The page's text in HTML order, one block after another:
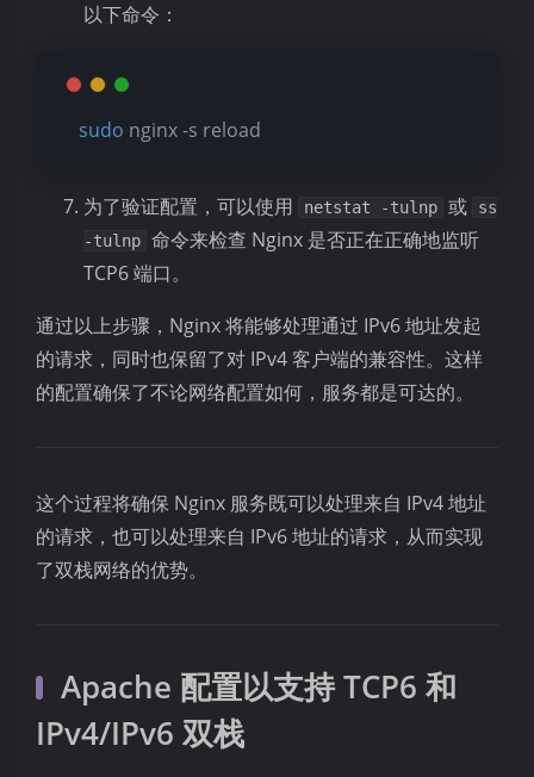
以下命令：
sudo nginx -s reload
为了验证配置，可以使用 netstat -tulnp 或
ss
-tulnp 命令来检查 Nginx 是否正在正确地监听
TCP6 端口。
通过以上步骤，Nginx 将能够处理通过 IPv6 地址发起
的请求，同时也保留了对 IPv4 客户端的兼容性。这样
的配置确保了不论网络配置如何，服务都是可达的。
这个过程将确保 Nginx 服务既可以处理来自 IPv4 地址
的请求，也可以处理来自 IPv6 地址的请求，从而实现
了双栈网络的优势。
Apache 配置以支持 TCP6 和
IPv4/IPv6 双栈